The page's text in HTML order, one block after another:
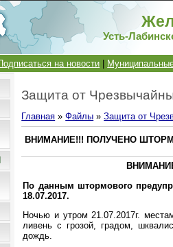
Усть-
на новости
Защита от
Главная »Файлы »Защита от
ВНИМАНИЕ!!! ПОЛУЧЕНО
По данным штормового
18.07.2017.
Ночью и утром 21.07.2017г.
ливень с грозой, градом,
дождь.